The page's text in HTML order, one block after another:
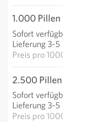
1.000 Pillen
Sofort verfügbar
Lieferung 3-5 Tage
Preis pro1000p: 35,15 €
2.500 Pillen
Sofort verfügbar
Lieferung 3-5 Tage
Preis pro1000p: